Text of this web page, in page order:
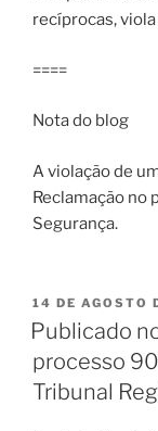
recíprocas,
====
Nota do blog
A violação de
Reclamação no
Segurança.
PUBLICADO
EM
14 DE AGOSTO
Publicado
processo
Tribunal